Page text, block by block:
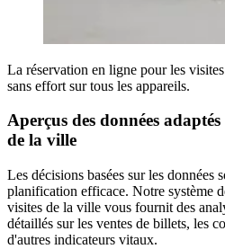
La réservation en ligne pour les
sans effort sur tous les appareils.
Aperçus des données
de la ville
Les décisions basées sur les données
planification efficace. Notre système
visites de la ville vous fournit des
détaillés sur les ventes de billets, les
d'autres indicateurs vitaux.